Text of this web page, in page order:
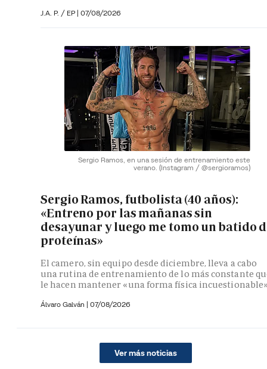
J.A. P. / EP | 07/08/2026
Sergio Ramos, en una sesión de entrenamiento este
verano. (Instagram / @sergioramos)
Sergio Ramos, futbolista (40 años):
«Entreno por las mañanas sin
desayunar y luego me tomo un batido
proteínas»
El camero, sin equipo desde diciembre, lleva a cabo
una rutina de entrenamiento de lo más constante
le hacen mantener «una forma física
Álvaro Galván | 07/08/2026
Ver más noticias